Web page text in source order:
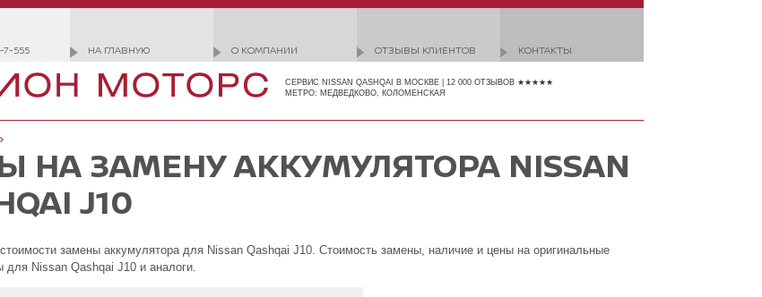
7-555 НА ГЛАВНУЮ О КОМПАНИИ ОТЗЫВЫ КЛИЕНТОВ КОНТАКТЫ
СЕРВИС NISSAN QASHQAI В МОСКВЕ | 12 000 ОТЗЫВОВ ★★★★★
МЕТРО: МЕДВЕДКОВО, КОЛОМЕНСКАЯ
НА ЗАМЕНУ АККУМУЛЯТОРА NISSAN
J10
замены аккумулятора для Nissan Qashqai J10. Стоимость замены, наличие и цены на оригинальные
для Nissan Qashqai J10 и аналоги.